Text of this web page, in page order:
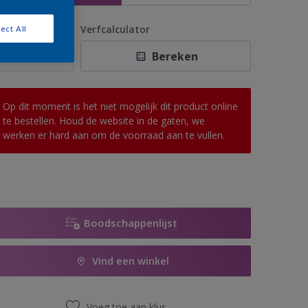
Verfcalculator
Bereken
Op dit moment is het niet mogelijk dit product online
te bestellen. Houd de website in de gaten, we
werken er hard aan om de voorraad aan te vullen.
Boodschappenlijst
Vind een winkel
All